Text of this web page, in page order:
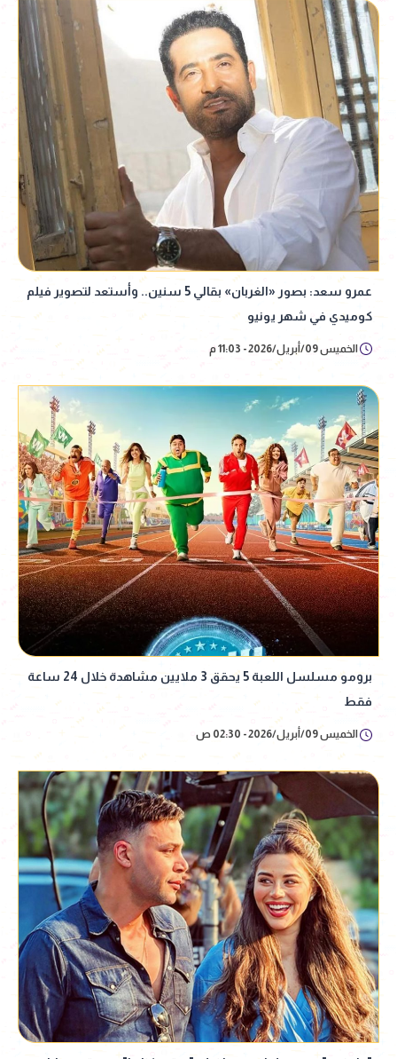
عمرو سعد: بصور «الغربان» بقالي 5 سنين.. وأستعد لتصوير فيلم
كوميدي في شهر يونيو
الخميس 09/أبريل/2026 - 11:03 م
برومو مسلسل اللعبة 5 يحقق 3 ملايين مشاهدة خلال 24 ساعة
فقط
الخميس 09/أبريل/2026 - 02:30 ص